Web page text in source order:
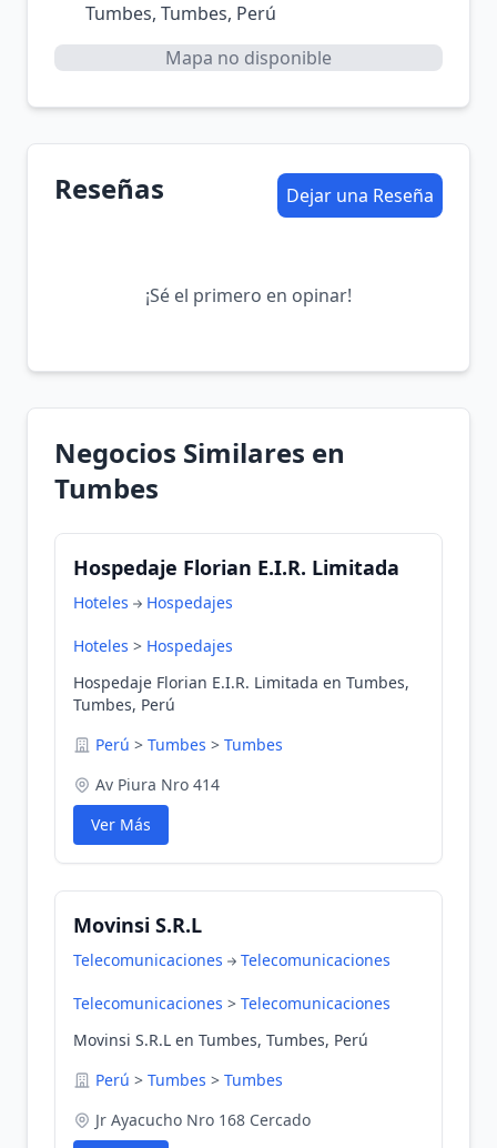
Tumbes, Tumbes, Perú
Mapa no disponible
Reseñas Dejar una Reseña
¡Sé el primero en opinar!
Negocios Similares en
Tumbes
Hospedaje Florian E.I.R. Limitada
Hoteles Hospedajes
Hoteles > Hospedajes
Hospedaje Florian E.I.R. Limitada en Tumbes,
Tumbes, Perú
Perú > Tumbes > Tumbes
Av Piura Nro 414
Ver Más
Movinsi S.R.L
Telecomunicaciones Telecomunicaciones
Telecomunicaciones > Telecomunicaciones
Movinsi S.R.L en Tumbes, Tumbes, Perú
Perú > Tumbes > Tumbes
Jr Ayacucho Nro 168 Cercado